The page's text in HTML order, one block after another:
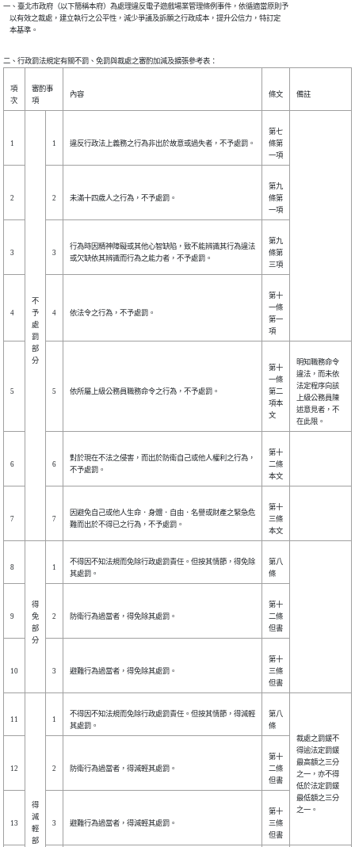
一、臺北市政府（以下簡稱本府）為處理違反電子遊戲場業管理條例事件，依循適當原則予
    以有效之裁處，建立執行之公平性，減少爭議及訴願之行政成本，提升公信力，特訂定
    本基準。
項
次
審酌事
項
內容 條文 備註
1
不
予
處
罰
部
分
1 違反行政法上義務之行為非出於故意或過失者，不予處罰。
第七
條第
一項
2 2 未滿十四歲人之行為，不予處罰。
第九
條第
一項
3 3
行為時因精神障礙或其他心智缺陷，致不能辨識其行為違法
或欠缺依其辨識而行為之能力者，不予處罰。
第九
條第
三項
4 4 依法令之行為，不予處罰。
第十
一條
第一
項
5 5 依所屬上級公務員職務命令之行為，不予處罰。
第十
一條
第二
項本
文
明知職務命令
違法，而未依
法定程序向該
上級公務員陳
述意見者，不
在此限。
6 6
對於現在不法之侵害，而出於防衛自己或他人權利之行為，
不予處罰。
第十
二條
本文
7 7
因避免自己或他人生命．身體．自由．名譽或財產之緊急危
難而出於不得已之行為，不予處罰。
第十
三條
本文
8
得
免
部
分
1
不得因不知法規而免除行政處罰責任。但按其情節，得免除
其處罰。
第八
條
9 2 防衛行為過當者，得免除其處罰。
第十
二條
但書
10 3 避難行為過當者，得免除其處罰。
第十
三條
但書
11
得
減
輕
部
1
不得因不知法規而免除行政處罰責任。但按其情節，得減輕
其處罰。
第八
條
裁處之罰鍰不
得逾法定罰鍰
最高額之三分
之一，亦不得
低於法定罰鍰
最低額之三分
之一。
12 2 防衛行為過當者，得減輕其處罰。
第十
二條
但書
13 3 避難行為過當者，得減輕其處罰。
第十
三條
但書